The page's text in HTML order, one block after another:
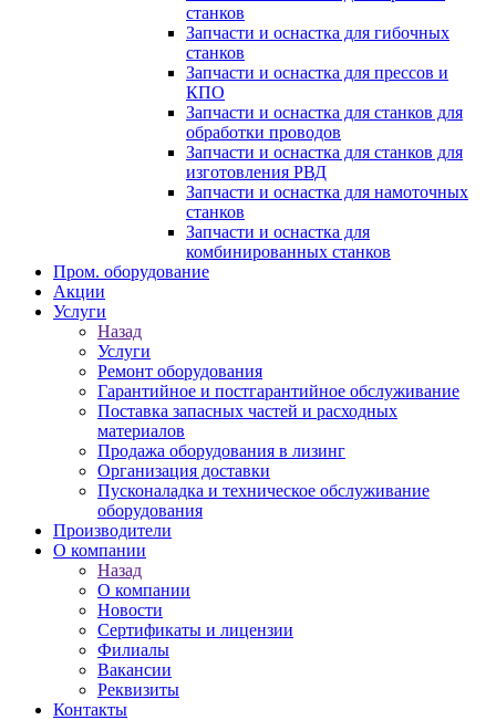
станков
Запчасти и оснастка для гибочных
станков
Запчасти и оснастка для прессов и
КПО
Запчасти и оснастка для станков для
обработки проводов
Запчасти и оснастка для станков для
изготовления РВД
Запчасти и оснастка для намоточных
станков
Запчасти и оснастка для
комбинированных станков
Пром. оборудование
Акции
Услуги
Назад
Услуги
Ремонт оборудования
Гарантийное и постгарантийное обслуживание
Поставка запасных частей и расходных
материалов
Продажа оборудования в лизинг
Организация доставки
Пусконаладка и техническое обслуживание
оборудования
Производители
О компании
Назад
О компании
Новости
Сертификаты и лицензии
Филиалы
Вакансии
Реквизиты
Контакты